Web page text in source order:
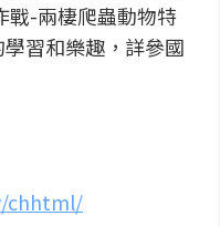
戰-兩棲爬蟲動物特
習和樂趣，詳參國
chhtml/